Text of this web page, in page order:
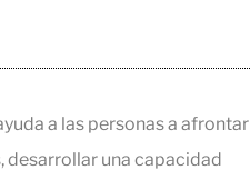
a las personas a afrontar
desarrollar una capacidad